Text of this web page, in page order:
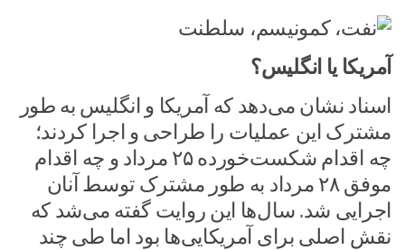
آمریکا یا انگلیس؟
اسناد نشان می‌دهد که آمریکا و انگلیس به طور
مشترک این عملیات را طراحی و اجرا کردند؛
چه اقدام شکست‌خورده ۲۵ مرداد و چه اقدام
موفق ۲۸ مرداد به طور مشترک توسط آنان
اجرایی شد. سال‌ها این روایت گفته می‌شد که
نقش اصلی برای آمریکایی‌ها بود اما طی چند